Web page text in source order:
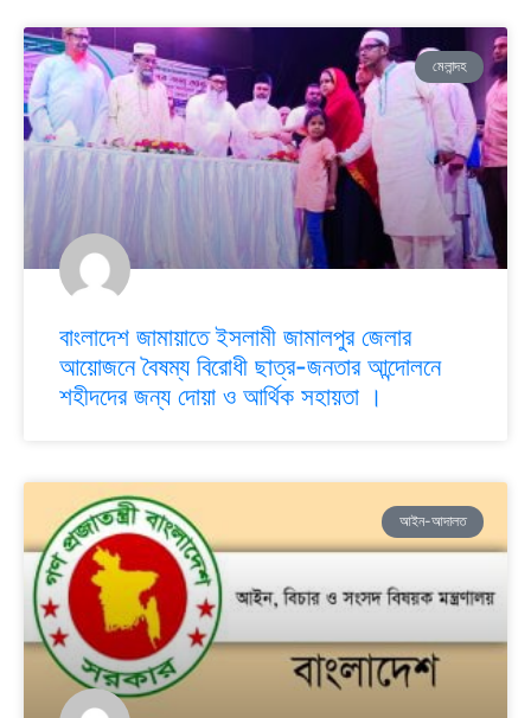
মেলান্দহ
বাংলাদেশ জামায়াতে ইসলামী জামালপুর জেলার
আয়োজনে বৈষম্য বিরোধী ছাত্র-জনতার আন্দোলনে
শহীদদের জন্য দোয়া ও আর্থিক সহায়তা ।
আইন-আদালত